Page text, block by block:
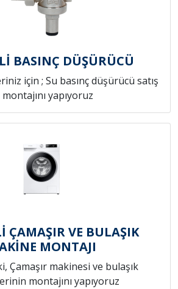
BASINÇ DÜŞÜRÜCÜ
için ; Su basınç düşürücü satış
yapıyoruz
ÇAMAŞIR VE BULAŞIK
MONTAJI
Çamaşır makinesi ve bulaşık
montajını yapıyoruz